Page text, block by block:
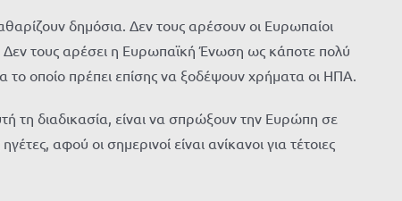
δημόσια. Δεν τους αρέσουν οι Ευρωπαίοι
τους αρέσει η Ευρωπαϊκή Ένωση ως κάποτε πολύ
οποίο πρέπει επίσης να ξοδέψουν χρήματα οι ΗΠΑ.
τη διαδικασία, είναι να σπρώξουν την Ευρώπη σε
αφού οι σημερινοί είναι ανίκανοι για τέτοιες